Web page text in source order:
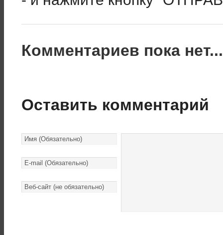
Комментариев пока
Оставить комментарий